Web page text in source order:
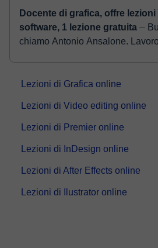
Docente di grafica, offre
software, 1 lezione gratuita ⏤ Buongiorno ragazzi mi
chiamo Antonio Ansalone. Lavoro oltre 5 anni di
Lezioni di Grafica online
Lezioni di Video editing online
Lezioni di Premier online
Lezioni di InDesign online
Lezioni di After Effects online
Lezioni di Ilustrator online